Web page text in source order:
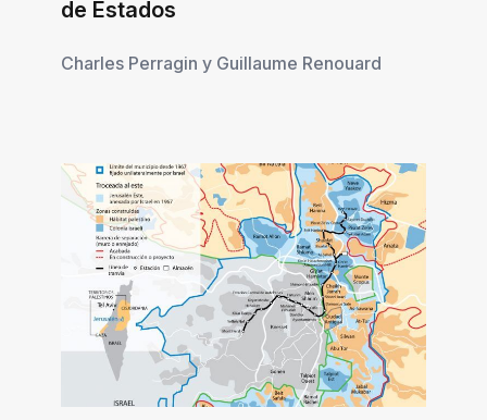
de Estados
Charles Perragin y Guillaume Renouard